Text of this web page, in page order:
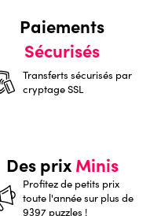
Paiements
Sécurisés
Transferts sécurisés par
cryptage SSL
Des prixMinis
Profitez de petits prix
toute l'année sur plus de
9397 puzzles !